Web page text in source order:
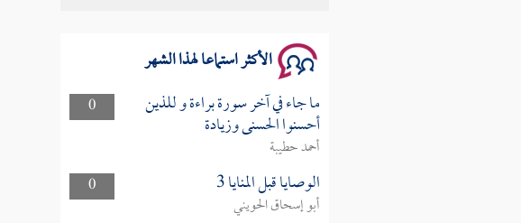
الأكثر استماعا لهذا الشهر
0 ما جاء في آخر سورة براءة و للذين
أحسنوا الحسنى وزيادة
أحمد حطيبة
0
الوصايا قبل المنايا 3
أبو إسحاق الحويني